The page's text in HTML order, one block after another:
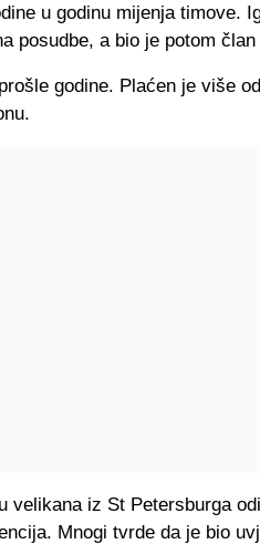
u godinu mijenja timove.
posudbe, a bio je potom
godine. Plaćen je više
velikana iz St Petersburga
Mnogi tvrde da je bio